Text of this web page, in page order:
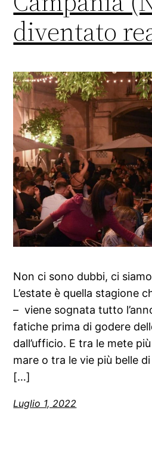
diventato
Non ci sono dubbi, ci
L’estate è quella stagione
– viene sognata tutto
fatiche prima di godere
dall’ufficio. E tra le mete
mare o tra le vie più belle
[…]
Luglio 1, 2022